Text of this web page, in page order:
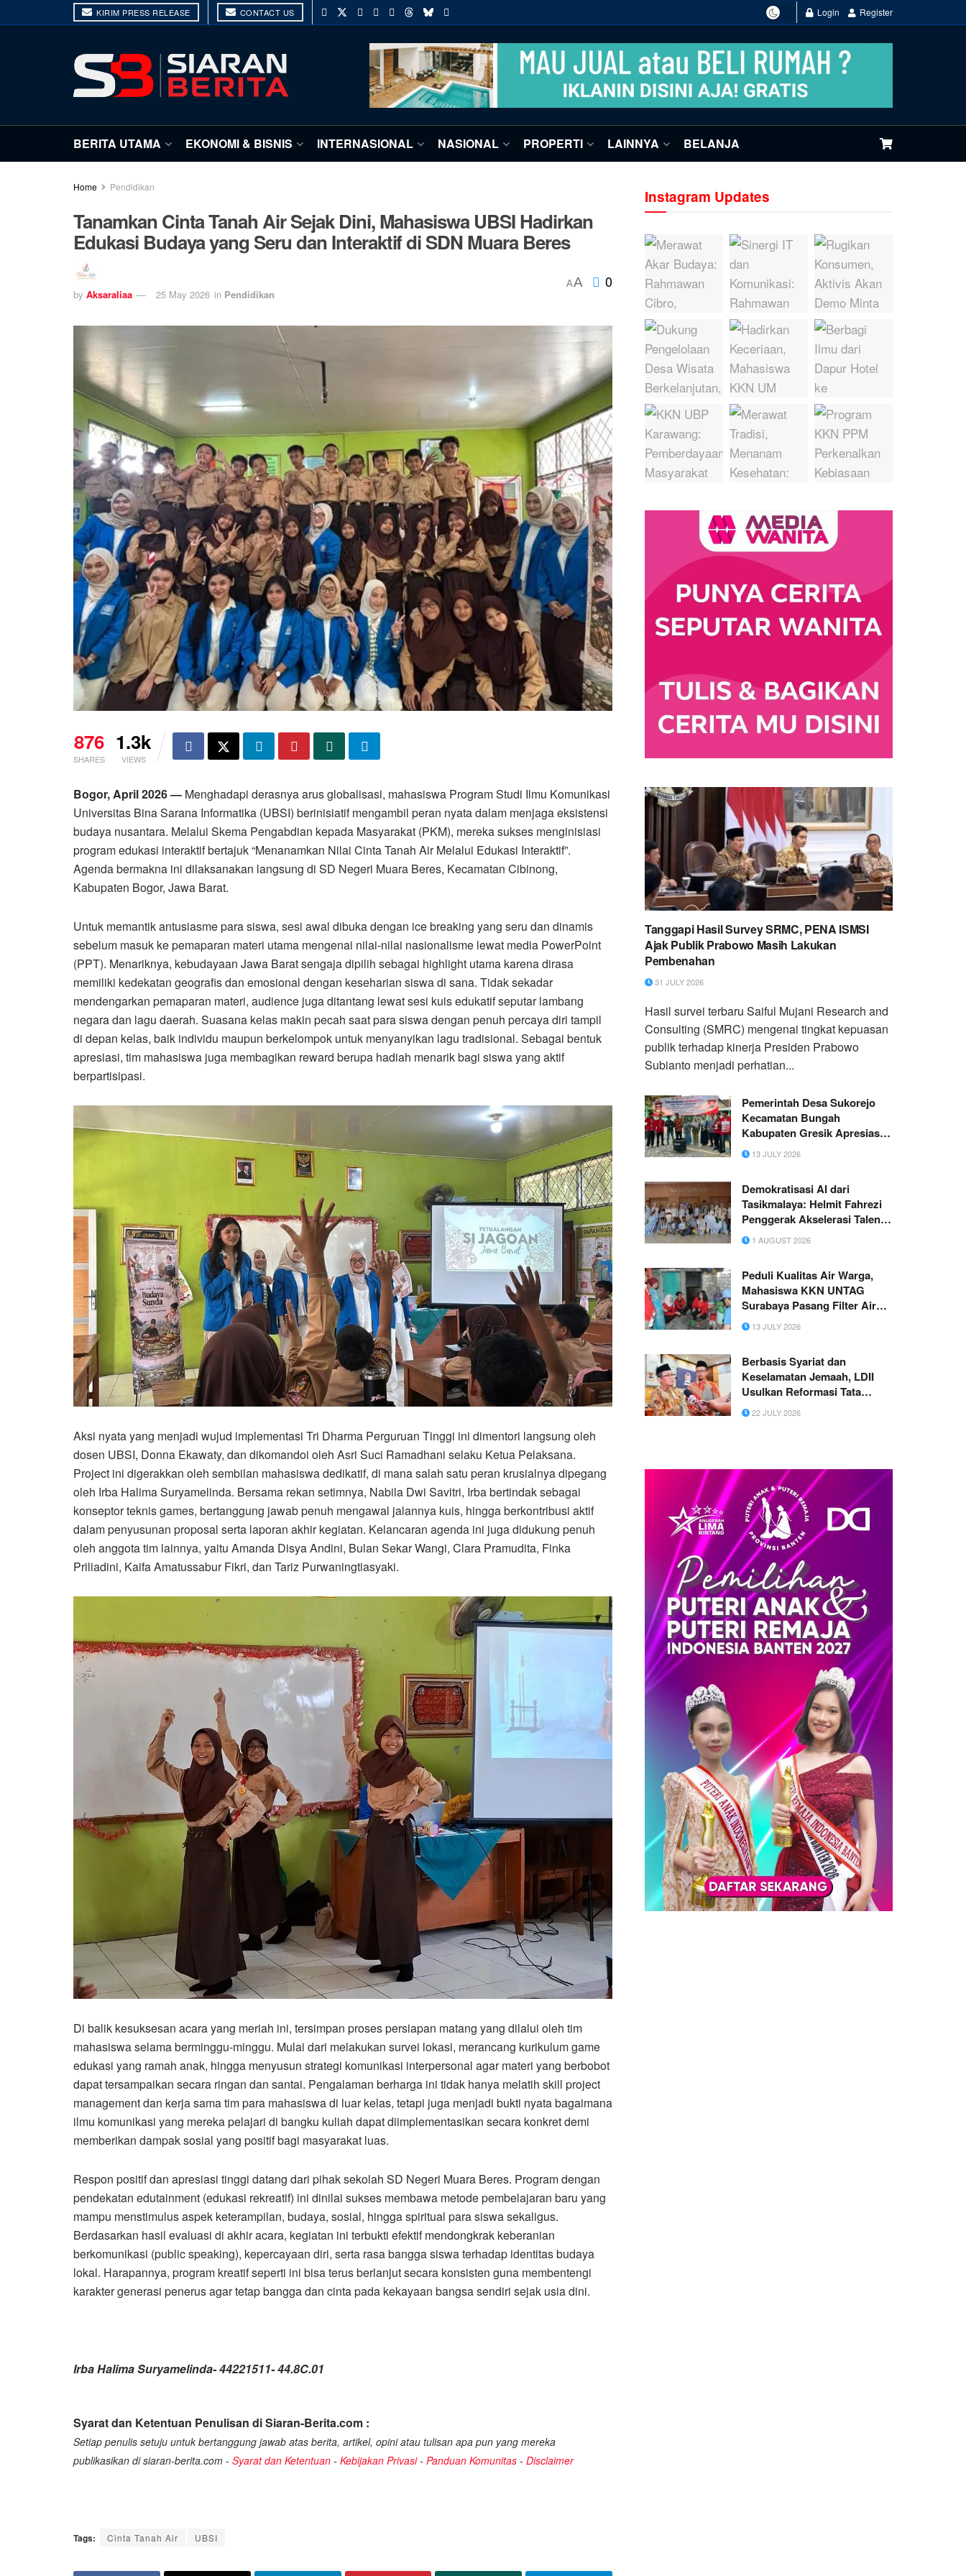
KIRIM PRESS RELEASE CONTACT US Login Register
BERITA UTAMA EKONOMI & BISNIS INTERNASIONAL NASIONAL PROPERTI LAINNYA BELANJA
Home Pendidikan
Tanamkan Cinta Tanah Air Sejak Dini, Mahasiswa UBSI Hadirkan
Edukasi Budaya yang Seru dan Interaktif di SDN Muara Beres
by Aksaraliaa 25 May 2026 in Pendidikan
AA 0
876
SHARES
1.3k
VIEWS
Bogor, April 2026 — Menghadapi derasnya arus globalisasi, mahasiswa Program Studi Ilmu Komunikasi
Universitas Bina Sarana Informatika (UBSI) berinisiatif mengambil peran nyata dalam menjaga eksistensi
budaya nusantara. Melalui Skema Pengabdian kepada Masyarakat (PKM), mereka sukses menginisiasi
program edukasi interaktif bertajuk “Menanamkan Nilai Cinta Tanah Air Melalui Edukasi Interaktif”.
Agenda bermakna ini dilaksanakan langsung di SD Negeri Muara Beres, Kecamatan Cibinong,
Kabupaten Bogor, Jawa Barat.
Untuk memantik antusiasme para siswa, sesi awal dibuka dengan ice breaking yang seru dan dinamis
sebelum masuk ke pemaparan materi utama mengenai nilai-nilai nasionalisme lewat media PowerPoint
(PPT). Menariknya, kebudayaan Jawa Barat sengaja dipilih sebagai highlight utama karena dirasa
memiliki kedekatan geografis dan emosional dengan keseharian siswa di sana. Tidak sekadar
mendengarkan pemaparan materi, audience juga ditantang lewat sesi kuis edukatif seputar lambang
negara dan lagu daerah. Suasana kelas makin pecah saat para siswa dengan penuh percaya diri tampil
di depan kelas, baik individu maupun berkelompok untuk menyanyikan lagu tradisional. Sebagai bentuk
apresiasi, tim mahasiswa juga membagikan reward berupa hadiah menarik bagi siswa yang aktif
berpartisipasi.
Aksi nyata yang menjadi wujud implementasi Tri Dharma Perguruan Tinggi ini dimentori langsung oleh
dosen UBSI, Donna Ekawaty, dan dikomandoi oleh Asri Suci Ramadhani selaku Ketua Pelaksana.
Project ini digerakkan oleh sembilan mahasiswa dedikatif, di mana salah satu peran krusialnya dipegang
oleh Irba Halima Suryamelinda. Bersama rekan setimnya, Nabila Dwi Savitri, Irba bertindak sebagai
konseptor teknis games, bertanggung jawab penuh mengawal jalannya kuis, hingga berkontribusi aktif
dalam penyusunan proposal serta laporan akhir kegiatan. Kelancaran agenda ini juga didukung penuh
oleh anggota tim lainnya, yaitu Amanda Disya Andini, Bulan Sekar Wangi, Clara Pramudita, Finka
Priliadini, Kaifa Amatussabur Fikri, dan Tariz Purwaningtiasyaki.
Di balik kesuksesan acara yang meriah ini, tersimpan proses persiapan matang yang dilalui oleh tim
mahasiswa selama berminggu-minggu. Mulai dari melakukan survei lokasi, merancang kurikulum game
edukasi yang ramah anak, hingga menyusun strategi komunikasi interpersonal agar materi yang berbobot
dapat tersampaikan secara ringan dan santai. Pengalaman berharga ini tidak hanya melatih skill project
management dan kerja sama tim para mahasiswa di luar kelas, tetapi juga menjadi bukti nyata bagaimana
ilmu komunikasi yang mereka pelajari di bangku kuliah dapat diimplementasikan secara konkret demi
memberikan dampak sosial yang positif bagi masyarakat luas.
Respon positif dan apresiasi tinggi datang dari pihak sekolah SD Negeri Muara Beres. Program dengan
pendekatan edutainment (edukasi rekreatif) ini dinilai sukses membawa metode pembelajaran baru yang
mampu menstimulus aspek keterampilan, budaya, sosial, hingga spiritual para siswa sekaligus.
Berdasarkan hasil evaluasi di akhir acara, kegiatan ini terbukti efektif mendongkrak keberanian
berkomunikasi (public speaking), kepercayaan diri, serta rasa bangga siswa terhadap identitas budaya
lokal. Harapannya, program kreatif seperti ini bisa terus berlanjut secara konsisten guna membentengi
karakter generasi penerus agar tetap bangga dan cinta pada kekayaan bangsa sendiri sejak usia dini.
Irba Halima Suryamelinda- 44221511- 44.8C.01
Syarat dan Ketentuan Penulisan di Siaran-Berita.com :
Setiap penulis setuju untuk bertanggung jawab atas berita, artikel, opini atau tulisan apa pun yang mereka
publikasikan di siaran-berita.com - Syarat dan Ketentuan - Kebijakan Privasi- Panduan Komunitas - Disclaimer
Tags: Cinta Tanah Air UBSI
Instagram Updates
Tanggapi Hasil Survey SRMC, PENA ISMSI
Ajak Publik Prabowo Masih Lakukan
Pembenahan
31 JULY 2026
Hasil survei terbaru Saiful Mujani Research and
Consulting (SMRC) mengenai tingkat kepuasan
publik terhadap kinerja Presiden Prabowo
Subianto menjadi perhatian...
Pemerintah Desa Sukorejo
Kecamatan Bungah
Kabupaten Gresik Apresiasi
Langkah KKN Untag
Surabaya Hadirkan Alat
Guna ‘Rocket Stove’
13 JULY 2026
Demokratisasi AI dari
Tasikmalaya: Helmit Fahrezi
Penggerak Akselerasi Talenta
Digital Muda dan Pemimpin
Adopsi Google AI Nasional
1 AUGUST 2026
Peduli Kualitas Air Warga,
Mahasiswa KKN UNTAG
Surabaya Pasang Filter Air
Payau di RT 03 Desa
Pegundan Gresik
13 JULY 2026
Berbasis Syariat dan
Keselamatan Jemaah, LDII
Usulkan Reformasi Tata
Kelola Ibadah Haji ke DPR RI
22 JULY 2026